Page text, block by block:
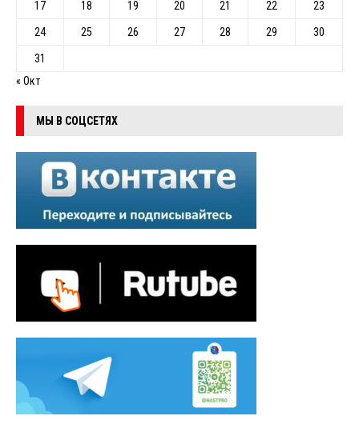
17 18 19 20 21 22 23
24 25 26 27 28 29 30
31
« Окт
МЫ В СОЦСЕТЯХ